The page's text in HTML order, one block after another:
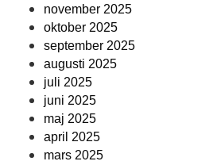
november 2025
oktober 2025
september 2025
augusti 2025
juli 2025
juni 2025
maj 2025
april 2025
mars 2025